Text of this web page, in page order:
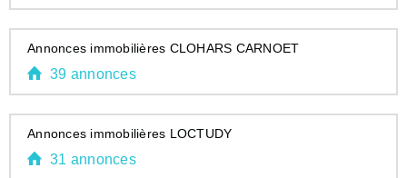
Annonces immobilières CLOHARS CARNOET
39 annonces
Annonces immobilières LOCTUDY
31 annonces